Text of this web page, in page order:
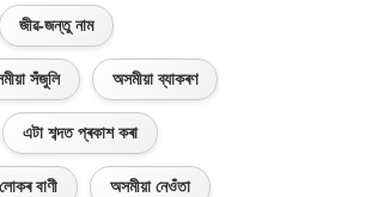
জীৱ-জন্তু নাম
সঁজুলি অসমীয়া ব্যাকৰণ
এটা শব্দত প্ৰকাশ কৰা
বাণী অসমীয়া নেওঁতা